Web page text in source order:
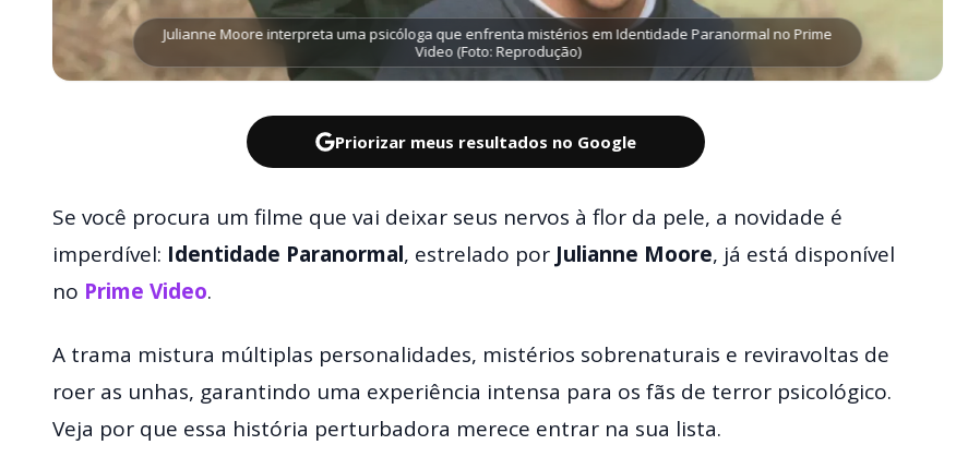
Julianne Moore interpreta uma psicóloga que enfrenta mistérios em Identidade Paranormal no Prime
Video (Foto: Reprodução)
Priorizar meus resultados no Google
Se você procura um filme que vai deixar seus nervos à flor da pele, a novidade é
imperdível: Identidade Paranormal, estrelado por Julianne Moore, já está disponível
no Prime Video.
A trama mistura múltiplas personalidades, mistérios sobrenaturais e reviravoltas de
roer as unhas, garantindo uma experiência intensa para os fãs de terror psicológico.
Veja por que essa história perturbadora merece entrar na sua lista.